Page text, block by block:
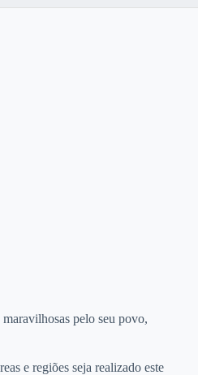
pelo seu povo,
e regiões seja realizado este